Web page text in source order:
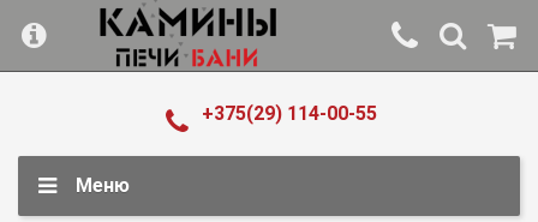
+375(29) 114-00-55
Меню